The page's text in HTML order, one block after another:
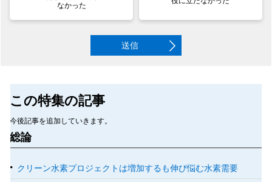
なかった
送信
この特集の記事
今後記事を追加していきます。
総論
クリーン水素プロジェクトは増加するも伸び悩む水素需要